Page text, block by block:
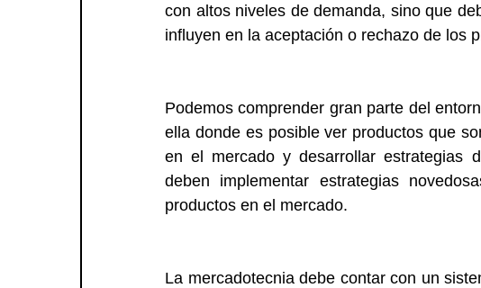
con altos niveles de demanda, sino que
influyen en la aceptación o rechazo de los
Podemos comprender gran parte del
ella donde es posible ver productos que
en el mercado y desarrollar estrategias
deben implementar estrategias
productos en el mercado.
La mercadotecnia debe contar con un